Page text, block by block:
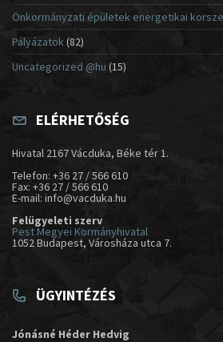
Önkormányzati épületek energetikai
Pályázatok (82)
Uncategorized @hu (15)
ELÉRHETŐSÉG
Hivatal 2167 Vácduka, Béke tér 1.
Telefon: +36 27 / 566 610
Fax: +36 27 / 566 610
E-mail: info@vacduka.hu
Felügyeleti szerv
Pest Megyei Kormányhivatal
1052 Budapest, Városháza utca 7.
ÜGYINTÉZÉS
Jónásné Héder Hedvig